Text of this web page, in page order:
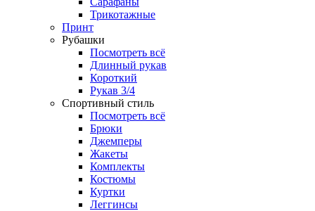
Трикотажные
Принт
Рубашки
Посмотреть всё
Длинный рукав
Короткий
Рукав 3/4
Спортивный стиль
Посмотреть всё
Брюки
Джемперы
Жакеты
Комплекты
Костюмы
Куртки
Леггинсы